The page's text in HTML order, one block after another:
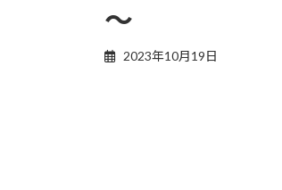
～
2023年10月19日